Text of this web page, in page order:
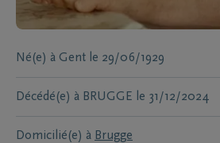
Né(e) à Gent le 29/06/1929
Décédé(e) à BRUGGE le 31/12/2024
Domicilié(e) à Brugge